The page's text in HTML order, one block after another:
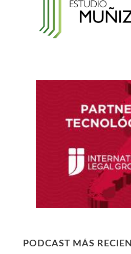
Registro Nacional de
Ley que protege a la
contra el despido
Ley que modifica el TUO
PODCAST MÁS